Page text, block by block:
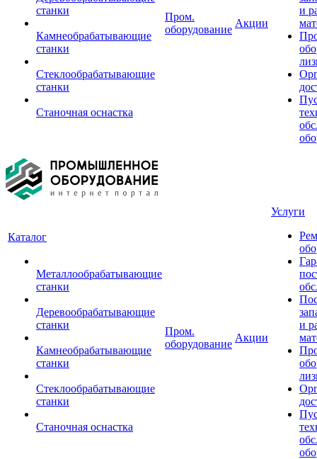
станки
Камнеобрабатывающие
станки
Стеклообрабатывающие
станки
Станочная оснастка
Пром.
оборудование
Акции
и
Каталог
Металлообрабатывающие
станки
Деревообрабатывающие
станки
Камнеобрабатывающие
станки
Стеклообрабатывающие
станки
Станочная оснастка
Пром.
оборудование
Акции
Услуги
и